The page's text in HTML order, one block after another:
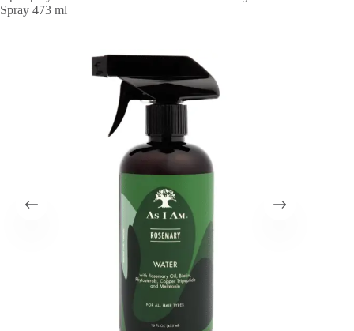
Spray 473 ml